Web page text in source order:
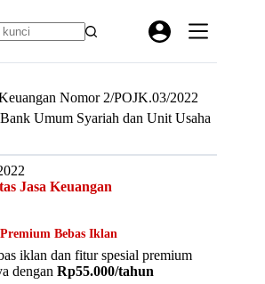
Nomor 2/POJK.03/2022
Umum Syariah dan Unit Usaha
Jasa Keuangan
Premium Bebas Iklan
iklan dan fitur spesial premium
dengan Rp55.000/tahun